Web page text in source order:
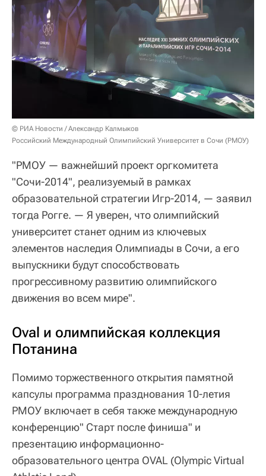
© РИА Новости / Александр Калмыков
Российский Международный Олимпийский Университет в Сочи (РМОУ)
"РМОУ — важнейший проект оргкомитета
"Сочи-2014", реализуемый в рамках
образовательной стратегии Игр-2014, — заявил
тогда Рогге. — Я уверен, что олимпийский
университет станет одним из ключевых
элементов наследия Олимпиады в Сочи, а его
выпускники будут способствовать
прогрессивному развитию олимпийского
движения во всем мире".
Oval и олимпийская коллекция
Потанина
Помимо торжественного открытия памятной
капсулы программа празднования 10-летия
РМОУ включает в себя также международную
конференцию" Старт после финиша" и
презентацию информационно-
образовательного центра OVAL (Olympic Virtual